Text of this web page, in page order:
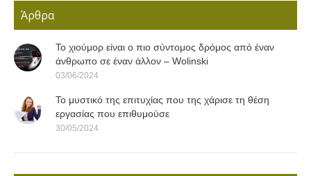
Άρθρα
Το χιούμορ είναι ο πιο σύντομος δρόμος από έναν
άνθρωπο σε έναν άλλον – Wolinski
03/06/2024
Το μυστικό της επιτυχίας που της χάρισε τη θέση
εργασίας που επιθυμούσε
30/05/2024